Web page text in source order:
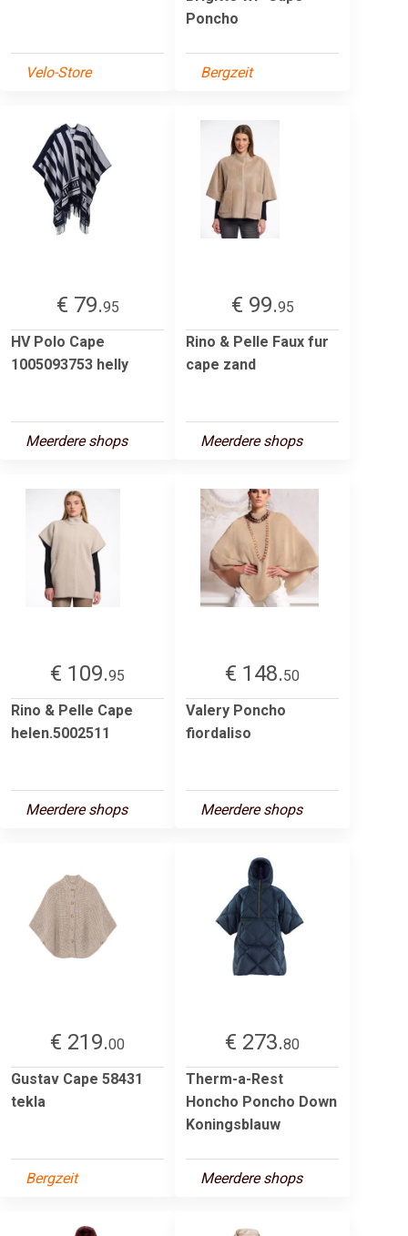
Velo-Store
Poncho
Bergzeit
€ 79.95
HV Polo Cape
1005093753 helly
Meerdere shops
€ 99.95
Rino & Pelle Faux fur
cape zand
Meerdere shops
€ 109.95
Rino & Pelle Cape
helen.5002511
Meerdere shops
€ 148.50
Valery Poncho
fiordaliso
Meerdere shops
€ 219.00
Gustav Cape 58431
tekla
Bergzeit
€ 273.80
Therm-a-Rest
Honcho Poncho Down
Koningsblauw
Meerdere shops